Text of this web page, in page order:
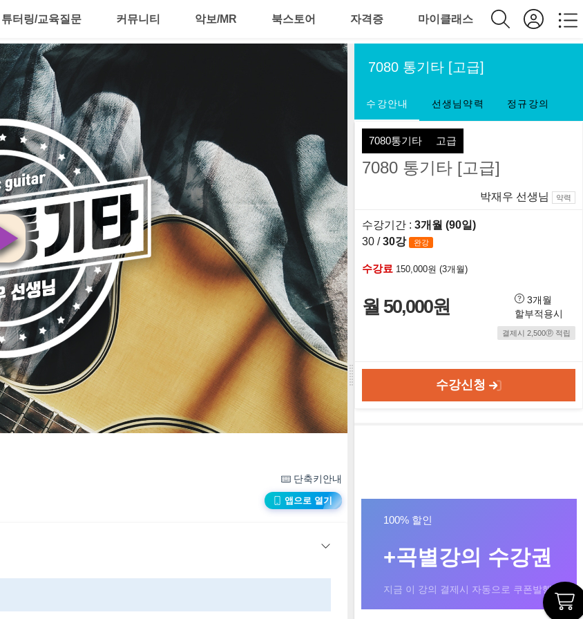
튜터링/교육질문 커뮤니티 악보/MR 북스토어 자격증 마이클래스
영
상
재
생
단축키안내
앱으로 열기
7080 통기타 [고급]
수강안내 선생님약력 정규강의
7080통기타 고급
7080 통기타 [고급]
박재우 선생님 약력
수강기간 : 3개월 (90일)
30 /30강 완강
수강료 150,000원 (3개월)
월 50,000원
3개월
할부적용시
결제시 2,500ⓟ 적립
수강신청
100% 할인
+곡별강의 수강권
지금 이 강의 결제시 자동으로 쿠폰발행!